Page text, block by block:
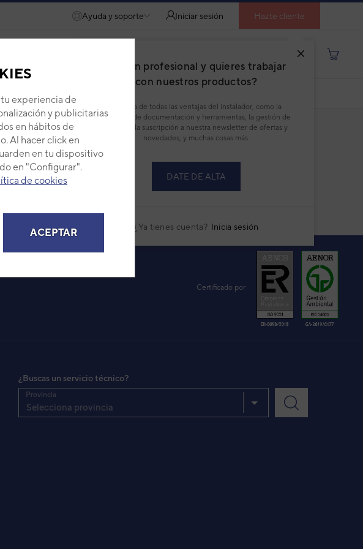
experiencia de
y publicitarias
en hábitos de
Al hacer click en
en tu dispositivo
en "Configurar".
de cookies
ACEPTAR
Ayuda y soporte Iniciar sesión
¿Eres un profesional y quieres trabajar
con nuestros productos?
Disfruta de todas las ventajas del instalador, como la
descarga de documentación y herramientas, la gestión de
pedidos, la suscripción a nuestra newsletter de ofertas y
novedades, y muchas cosas más.
DATE DE ALTA
¿Ya tienes cuenta? Inicia sesión
Hazte cliente
Certificado por
¿Buscas un servicio técnico?
Selecciona provincia
Provincia